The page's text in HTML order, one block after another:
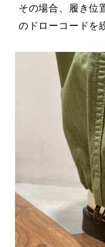
その場合、履き位
のドローコードを